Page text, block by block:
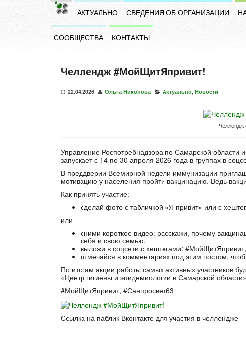
АКТУАЛЬНО СВЕДЕНИЯ ОБ ОРГАНИЗАЦИИ
СООБЩЕСТВА КОНТАКТЫ
Челлендж #МойЩитЯпривит!
22.04.2026 Ольга Никонова Актуально, Новости
Челлендж
Управление Роспотребнадзора по Самарской
запускает с 14 по 30 апреля 2026 года в группах в
В преддверии Всемирной недели иммунизации
мотивацию у населения пройти вакцинацию. Ведь
Как принять участие:
сделай фото с табличкой «Я привит» или с
или
сними короткое видео: расскажи, почему
себя и свою семью.
выложи в соцсети с хештегами:
отмечайся в комментариях под этим постом,
По итогам акции работы самых активных участников
«Центр гигиены и эпидемиологии в Самарской области»
#МойЩитЯпривит, #Санпросвет63
Ссылка на паблик Вконтакте для участия в челлендже